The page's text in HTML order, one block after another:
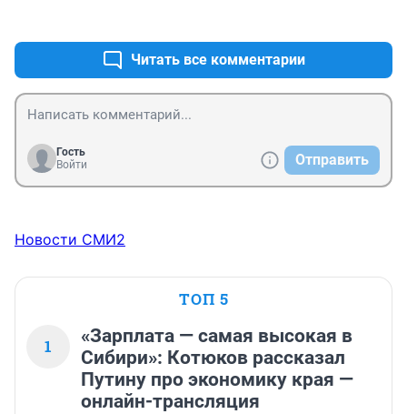
Читать все комментарии
Гость
Войти
Отправить
Новости СМИ2
ТОП 5
1
«Зарплата — самая высокая в
Сибири»: Котюков рассказал
Путину про экономику края —
онлайн-трансляция